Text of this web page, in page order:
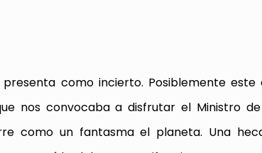
como incierto. Posiblemente
nos convocaba a disfrutar el Ministro
como un fantasma el planeta. Una